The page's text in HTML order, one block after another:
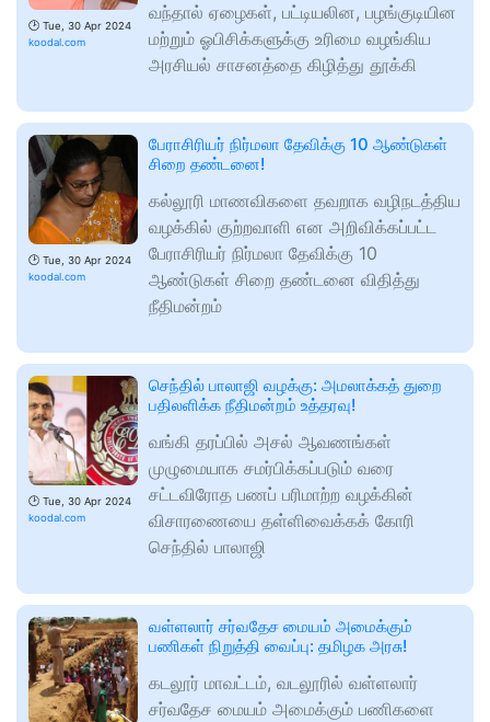
🕑 Tue, 30 Apr 2024
koodal.com
வந்தால் ஏழைகள், பட்டியலின, பழங்குடியின
மற்றும் ஓபிசிக்களுக்கு உரிமை வழங்கிய
அரசியல் சாசனத்தை கிழித்து தூக்கி
🕑 Tue, 30 Apr 2024
koodal.com
பேராசிரியர் நிர்மலா தேவிக்கு 10 ஆண்டுகள்
சிறை தண்டனை!
கல்லூரி மாணவிகளை தவறாக வழிநடத்திய
வழக்கில் குற்றவாளி என அறிவிக்கப்பட்ட
பேராசிரியர் நிர்மலா தேவிக்கு 10
ஆண்டுகள் சிறை தண்டனை விதித்து
நீதிமன்றம்
🕑 Tue, 30 Apr 2024
koodal.com
செந்தில் பாலாஜி வழக்கு: அமலாக்கத் துறை
பதிலளிக்க நீதிமன்றம் உத்தரவு!
வங்கி தரப்பில் அசல் ஆவணங்கள்
முழுமையாக சமர்பிக்கப்படும் வரை
சட்டவிரோத பணப் பரிமாற்ற வழக்கின்
விசாரணையை தள்ளிவைக்கக் கோரி
செந்தில் பாலாஜி
வள்ளலார் சர்வதேச மையம் அமைக்கும்
பணிகள் நிறுத்தி வைப்பு: தமிழக அரசு!
கடலூர் மாவட்டம், வடலூரில் வள்ளலார்
சர்வதேச மையம் அமைக்கும் பணிகளை